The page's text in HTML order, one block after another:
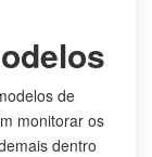
de
monitorar os
dentro